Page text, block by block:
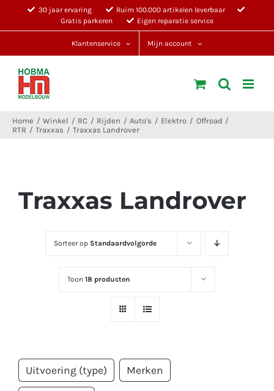
30 jaar ervaring
Ruim 100.000 artikelen leverbaar
Gratis parkeren
Eigen reparatie service
Klantenservice Mijn account
Home Winkel RC Rijden Auto's Elektro
Offroad
RTR
Traxxas Traxxas Landrover
Traxxas Landrover
Sorteer op Standaardvolgorde
Toon18 producten
Uitvoering (type) Merken